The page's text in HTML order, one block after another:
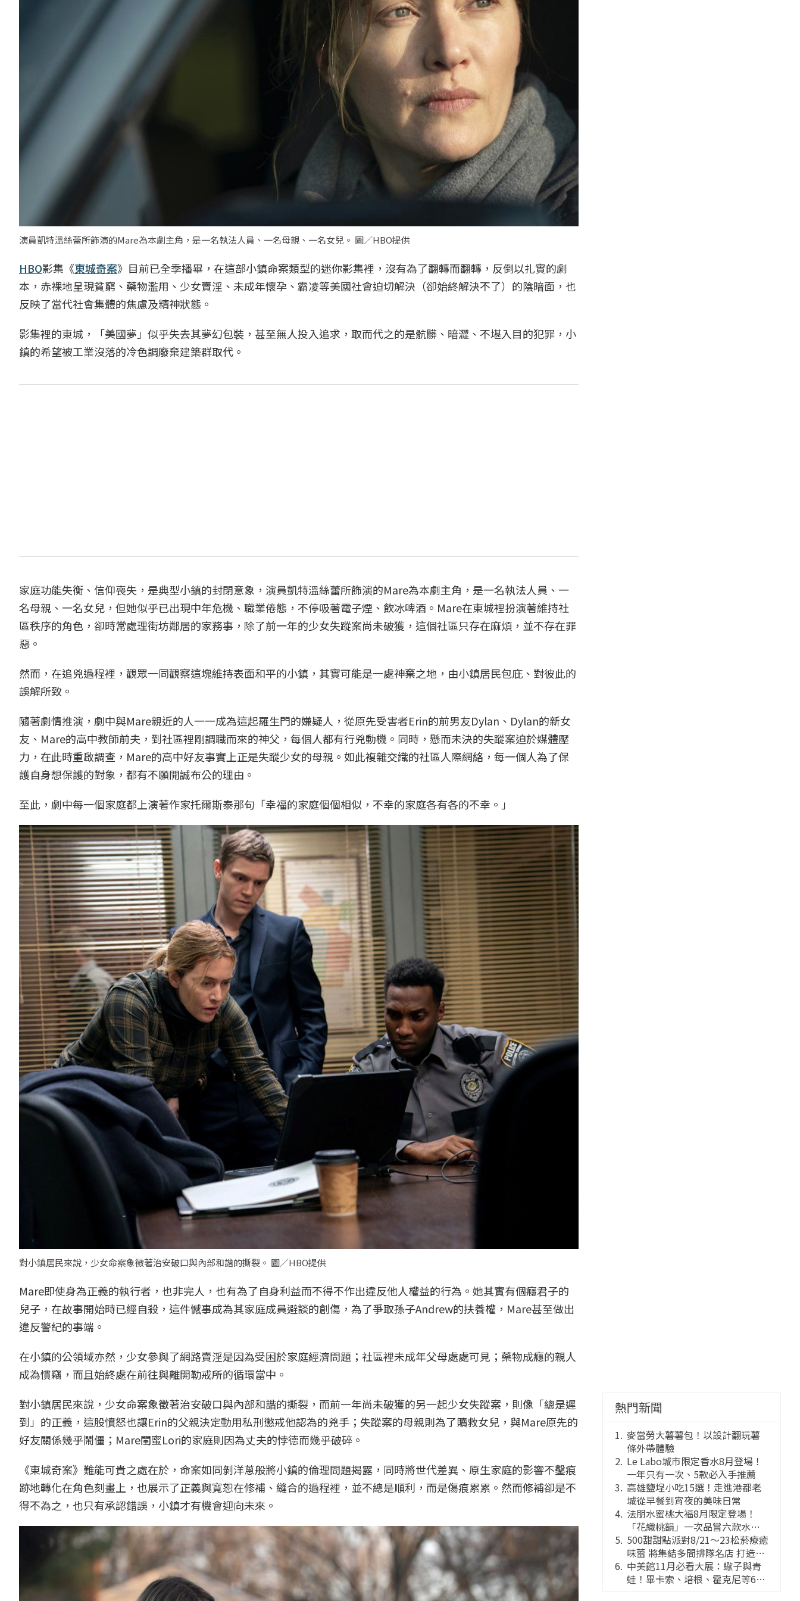
演員凱特溫絲蕾所飾演的Mare為本劇主角，是一名執法人員、一名母親、一名女兒。 圖／HBO提供
HBO影集《東城奇案》目前已全季播畢，在這部小鎮命案類型的迷你影集裡，沒有為了翻轉而翻轉，反倒以扎實的劇
本，赤裸地呈現貧窮、藥物濫用、少女賣淫、未成年懷孕、霸凌等美國社會迫切解決（卻始終解決不了）的陰暗面，也
反映了當代社會集體的焦慮及精神狀態。
影集裡的東城，「美國夢」似乎失去其夢幻包裝，甚至無人投入追求，取而代之的是骯髒、暗澀、不堪入目的犯罪，小
鎮的希望被工業沒落的冷色調廢棄建築群取代。
家庭功能失衡、信仰喪失，是典型小鎮的封閉意象，演員凱特溫絲蕾所飾演的Mare為本劇主角，是一名執法人員、一
名母親、一名女兒，但她似乎已出現中年危機、職業倦態，不停吸著電子煙、飲冰啤酒。Mare在東城裡扮演著維持社
區秩序的角色，卻時常處理街坊鄰居的家務事，除了前一年的少女失蹤案尚未破獲，這個社區只存在麻煩，並不存在罪
惡。
然而，在追兇過程裡，觀眾一同觀察這塊維持表面和平的小鎮，其實可能是一處神棄之地，由小鎮居民包庇、對彼此的
誤解所致。
隨著劇情推演，劇中與Mare親近的人一一成為這起羅生門的嫌疑人，從原先受害者Erin的前男友Dylan、Dylan的新女
友、Mare的高中教師前夫，到社區裡剛調職而來的神父，每個人都有行兇動機。同時，懸而未決的失蹤案迫於媒體壓
力，在此時重啟調查，Mare的高中好友事實上正是失蹤少女的母親。如此複雜交織的社區人際網絡，每一個人為了保
護自身想保護的對象，都有不願開誠布公的理由。
至此，劇中每一個家庭都上演著作家托爾斯泰那句「幸福的家庭個個相似，不幸的家庭各有各的不幸。」
對小鎮居民來說，少女命案象徵著治安破口與內部和諧的撕裂。 圖／HBO提供
Mare即使身為正義的執行者，也非完人，也有為了自身利益而不得不作出違反他人權益的行為。她其實有個癮君子的
兒子，在故事開始時已經自殺，這件憾事成為其家庭成員避談的創傷，為了爭取孫子Andrew的扶養權，Mare甚至做出
違反警紀的事端。
在小鎮的公領域亦然，少女參與了網路賣淫是因為受困於家庭經濟問題；社區裡未成年父母處處可見；藥物成癮的親人
成為慣竊，而且始終處在前往與離開勒戒所的循環當中。
對小鎮居民來說，少女命案象徵著治安破口與內部和諧的撕裂，而前一年尚未破獲的另一起少女失蹤案，則像「總是遲
到」的正義，這股憤怒也讓Erin的父親決定動用私刑懲戒他認為的兇手；失蹤案的母親則為了贖救女兒，與Mare原先的
好友關係幾乎鬧僵；Mare閨蜜Lori的家庭則因為丈夫的悖德而幾乎破碎。
《東城奇案》難能可貴之處在於，命案如同剝洋蔥般將小鎮的倫理問題揭露，同時將世代差異、原生家庭的影響不鑿痕
跡地轉化在角色刻畫上，也展示了正義與寬恕在修補、縫合的過程裡，並不總是順利，而是傷痕累累。然而修補卻是不
得不為之，也只有承認錯誤，小鎮才有機會迎向未來。
熱門新聞
麥當勞大薯薯包！以設計翻玩薯
條外帶體驗
Le Labo城市限定香水8月登場！
一年只有一次、5款必入手推薦
高雄鹽埕小吃15選！走進港都老
城從早餐到宵夜的美味日常
法朋水蜜桃大福8月限定登場！
「花織桃韻」一次品嘗六款水蜜
桃花果大福
500甜甜點派對8/21～23松菸療癒
味蕾 將集結多間排隊名店 打造靈
感創意的舞台
中美館11月必看大展：蠍子與青
蛙！畢卡索、培根、霍克尼等66